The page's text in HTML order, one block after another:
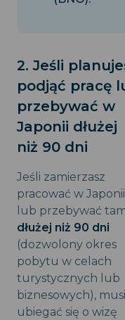
2. Jeśli
podjąć pracę
przebywać w
Japonii dłużej
niż 90 dni
Jeśli zamierzasz
pracować w Japonii
lub przebywać
dłużej niż 90 dni
(dozwolony okres
pobytu w celach
turystycznych lub
biznesowych),
ubiegać się o wizę